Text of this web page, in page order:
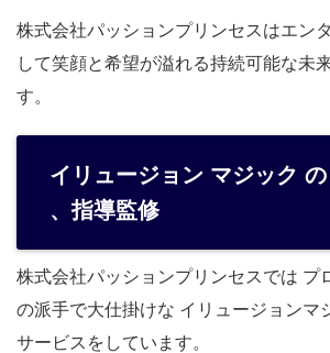
株式会社パッションプリンセスはエン
して笑顔と希望が溢れる持続可能な未
す。
イリュージョン マジック
、指導監修
株式会社パッションプリンセスでは プ
の派手で大仕掛けな イリュージョンマ
サービスをしています。